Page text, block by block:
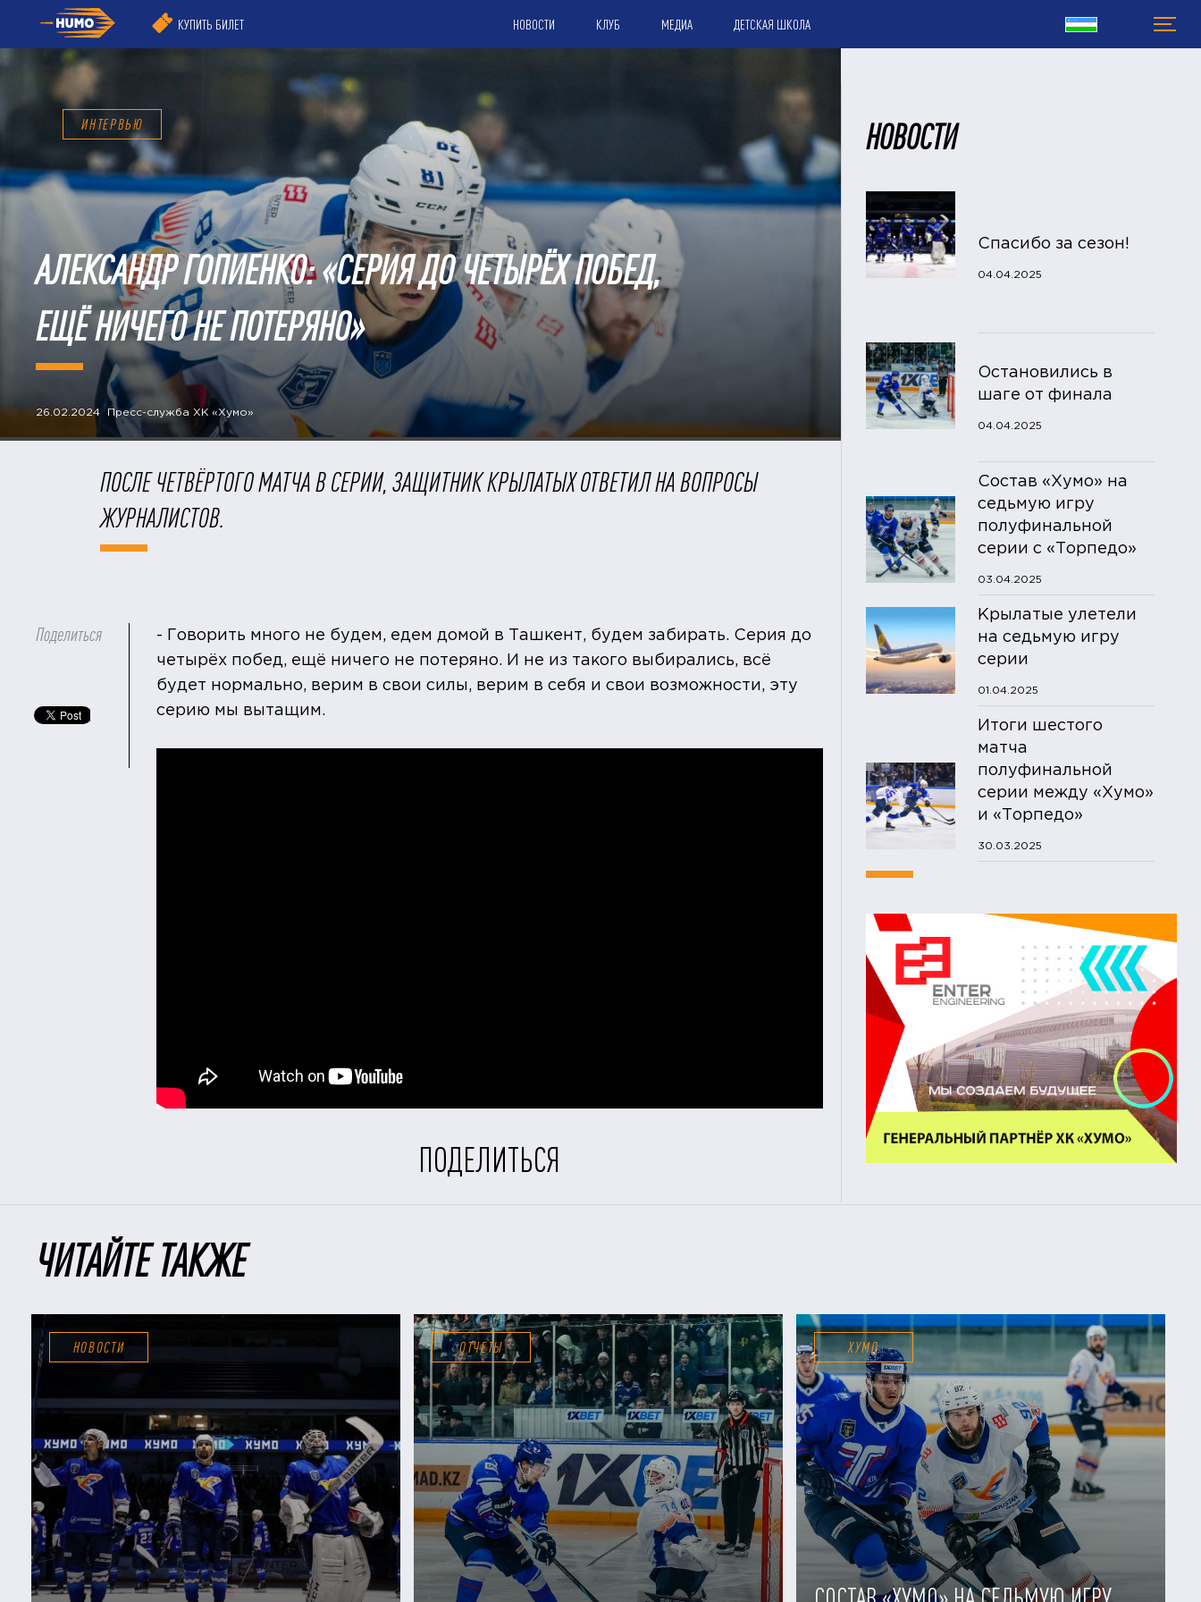
КУПИТЬ БИЛЕТ НОВОСТИ КЛУБ МЕДИА ДЕТСКАЯ ШКОЛА
ИНТЕРВЬЮ
АЛЕКСАНДР ГОПИЕНКО: «СЕРИЯ ДО ЧЕТЫРЁХ ПОБЕД,
ЕЩЁ НИЧЕГО НЕ ПОТЕРЯНО»
26.02.2024 Пресс-служба ХК «Хумо»
ПОСЛЕ ЧЕТВЁРТОГО МАТЧА В СЕРИИ, ЗАЩИТНИК КРЫЛАТЫХ ОТВЕТИЛ НА ВОПРОСЫ
ЖУРНАЛИСТОВ.
Поделиться
- Говорить много не будем, едем домой в Ташкент, будем забирать. Серия до
четырёх побед, ещё ничего не потеряно. И не из такого выбирались, всё
будет нормально, верим в свои силы, верим в себя и свои возможности, эту
серию мы вытащим.
ПОДЕЛИТЬСЯ
НОВОСТИ
Спасибо за сезон!
04.04.2025
Остановились в
шаге от финала
04.04.2025
Состав «Хумо» на
седьмую игру
полуфинальной
серии с «Торпедо»
03.04.2025
Крылатые улетели
на седьмую игру
серии
01.04.2025
Итоги шестого
матча
полуфинальной
серии между «Хумо»
и «Торпедо»
30.03.2025
ЧИТАЙТЕ ТАКЖЕ
НОВОСТИ ОТЧЕТЫ ХУМО